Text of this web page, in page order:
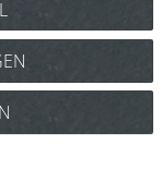
3455